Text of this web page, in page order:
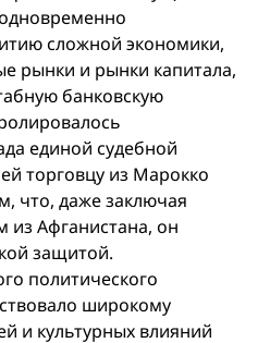
сложной экономики,
рынки и рынки капитала,
банковскую
единой судебной
торговцу из Марокко
что, даже заключая
из Афганистана, он
защитой.
политического
широкому
и культурных влияний